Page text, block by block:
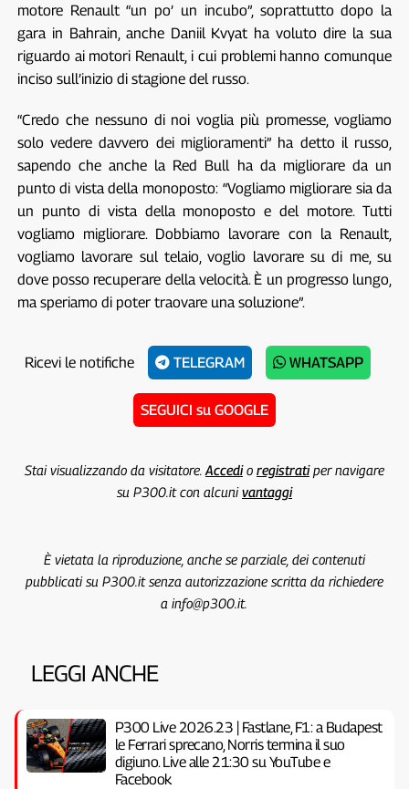
motore Renault “un po’ un incubo”, soprattutto dopo la
gara in Bahrain, anche Daniil Kvyat ha voluto dire la sua
riguardo ai motori Renault, i cui problemi hanno comunque
inciso sull’inizio di stagione del russo.
“Credo che nessuno di noi voglia più promesse, vogliamo
solo vedere davvero dei miglioramenti” ha detto il russo,
sapendo che anche la Red Bull ha da migliorare da un
punto di vista della monoposto: “Vogliamo migliorare sia da
un punto di vista della monoposto e del motore. Tutti
vogliamo migliorare. Dobbiamo lavorare con la Renault,
vogliamo lavorare sul telaio, voglio lavorare su di me, su
dove posso recuperare della velocità. È un progresso lungo,
ma speriamo di poter traovare una soluzione”.
Ricevi le notifiche TELEGRAM WHATSAPP
SEGUICI su GOOGLE
Stai visualizzando da visitatore. Accedio registratiper navigare
su P300.it con alcunivantaggi
È vietata la riproduzione, anche se parziale, dei contenuti
pubblicati su P300.it senza autorizzazione scritta da richiedere
a info@p300.it.
LEGGI ANCHE
P300 Live 2026.23 | Fastlane, F1: a Budapest
le Ferrari sprecano, Norris termina il suo
digiuno. Live alle 21:30 su YouTube e
Facebook